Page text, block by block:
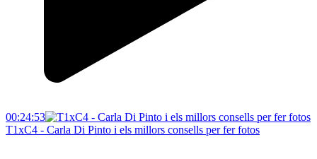
00:24:53
T1xC4 - Carla Di Pinto i els millors consells per fer fotos